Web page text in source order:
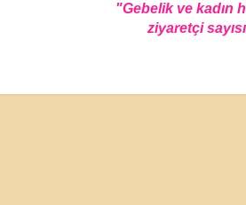
"Gebelik ve kadın
ziyaretçi